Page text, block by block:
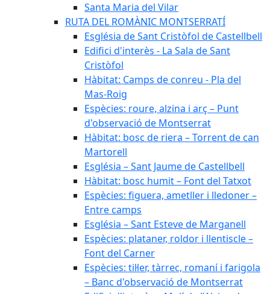
Santa Maria del Vilar
RUTA DEL ROMÀNIC MONTSERRATÍ
Església de Sant Cristòfol de Castellbell
Edifici d'interès - La Sala de Sant
Cristòfol
Hàbitat: Camps de conreu - Pla del
Mas-Roig
Espècies: roure, alzina i arç – Punt
d'observació de Montserrat
Hàbitat: bosc de riera – Torrent de can
Martorell
Església – Sant Jaume de Castellbell
Hàbitat: bosc humit – Font del Tatxot
Espècies: figuera, ametller i lledoner –
Entre camps
Església – Sant Esteve de Marganell
Espècies: plataner, roldor i llentiscle –
Font del Carner
Espècies: til·ler, tàrrec, romaní i farigola
– Banc d'observació de Montserrat